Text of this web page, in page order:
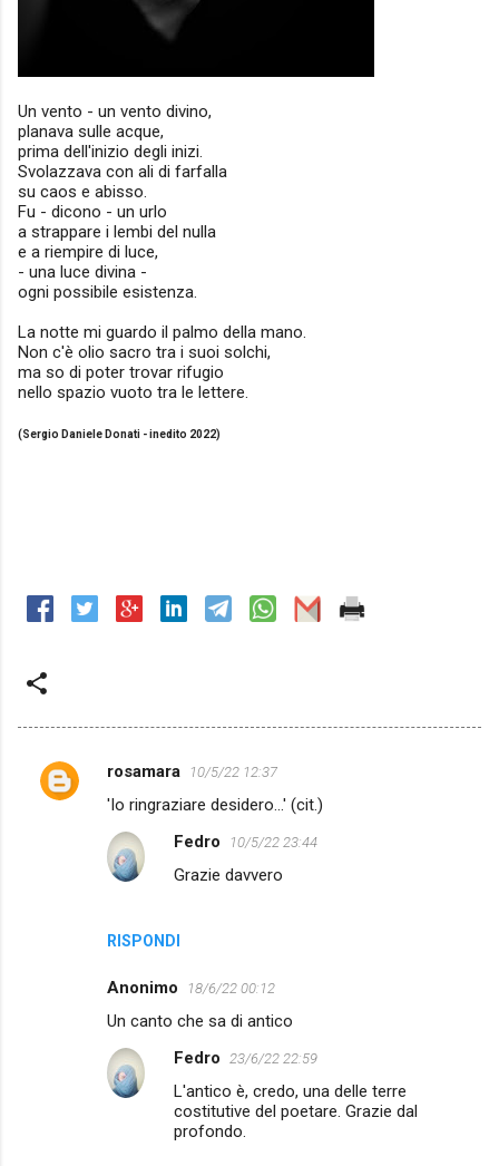
Un vento - un vento divino,
planava sulle acque,
prima dell'inizio degli inizi.
Svolazzava con ali di farfalla
su caos e abisso.
Fu - dicono - un urlo
a strappare i lembi del nulla
e a riempire di luce,
- una luce divina -
ogni possibile esistenza.
La notte mi guardo il palmo della mano.
Non c'è olio sacro tra i suoi solchi,
ma so di poter trovar rifugio
nello spazio vuoto tra le lettere.
(Sergio Daniele Donati - inedito 2022)
C
rosamara 10/5/22 12:37
'Io ringraziare desidero...' (cit.)
RISPONDI
Fedro 10/5/22 23:44
Grazie davvero
Anonimo 18/6/22 00:12
Un canto che sa di antico
Fedro 23/6/22 22:59
L'antico è, credo, una delle terre
costitutive del poetare. Grazie dal
profondo.